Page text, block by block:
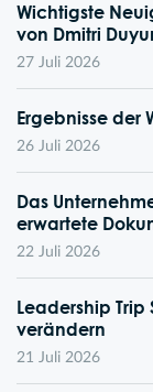
Wichtigste
von Dmitri
27 Juli 2026
Ergebnisse der
26 Juli 2026
Das
erwartete
22 Juli 2026
Leadership Trip
verändern
21 Juli 2026